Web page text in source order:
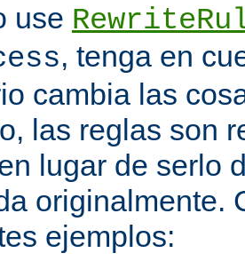
use
, tenga en
cambia las
las reglas son
lugar de serlo
originalmente.
ejemplos: